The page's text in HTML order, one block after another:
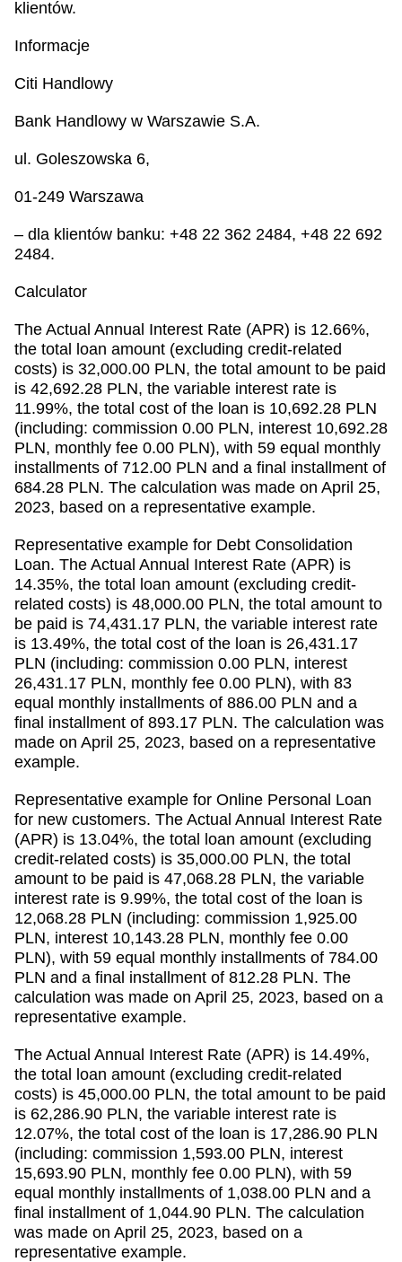
klientów.
Informacje
Citi Handlowy
Bank Handlowy w Warszawie S.A.
ul. Goleszowska 6,
01-249 Warszawa
– dla klientów banku: +48 22 362 2484, +48 22 692
2484.
Calculator
The Actual Annual Interest Rate (APR) is 12.66%,
the total loan amount (excluding credit-related
costs) is 32,000.00 PLN, the total amount to be paid
is 42,692.28 PLN, the variable interest rate is
11.99%, the total cost of the loan is 10,692.28 PLN
(including: commission 0.00 PLN, interest 10,692.28
PLN, monthly fee 0.00 PLN), with 59 equal monthly
installments of 712.00 PLN and a final installment of
684.28 PLN. The calculation was made on April 25,
2023, based on a representative example.
Representative example for Debt Consolidation
Loan. The Actual Annual Interest Rate (APR) is
14.35%, the total loan amount (excluding credit-
related costs) is 48,000.00 PLN, the total amount to
be paid is 74,431.17 PLN, the variable interest rate
is 13.49%, the total cost of the loan is 26,431.17
PLN (including: commission 0.00 PLN, interest
26,431.17 PLN, monthly fee 0.00 PLN), with 83
equal monthly installments of 886.00 PLN and a
final installment of 893.17 PLN. The calculation was
made on April 25, 2023, based on a representative
example.
Representative example for Online Personal Loan
for new customers. The Actual Annual Interest Rate
(APR) is 13.04%, the total loan amount (excluding
credit-related costs) is 35,000.00 PLN, the total
amount to be paid is 47,068.28 PLN, the variable
interest rate is 9.99%, the total cost of the loan is
12,068.28 PLN (including: commission 1,925.00
PLN, interest 10,143.28 PLN, monthly fee 0.00
PLN), with 59 equal monthly installments of 784.00
PLN and a final installment of 812.28 PLN. The
calculation was made on April 25, 2023, based on a
representative example.
The Actual Annual Interest Rate (APR) is 14.49%,
the total loan amount (excluding credit-related
costs) is 45,000.00 PLN, the total amount to be paid
is 62,286.90 PLN, the variable interest rate is
12.07%, the total cost of the loan is 17,286.90 PLN
(including: commission 1,593.00 PLN, interest
15,693.90 PLN, monthly fee 0.00 PLN), with 59
equal monthly installments of 1,038.00 PLN and a
final installment of 1,044.90 PLN. The calculation
was made on April 25, 2023, based on a
representative example.